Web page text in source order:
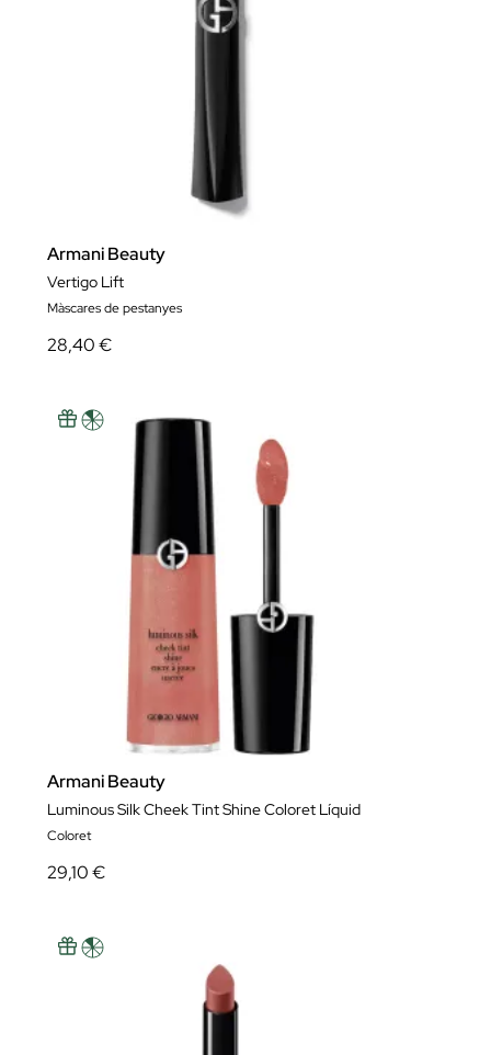
Armani Beauty
Vertigo Lift
Màscares de pestanyes
28,40 €
Armani Beauty
Luminous Silk Cheek Tint Shine Coloret Líquid
Coloret
29,10 €